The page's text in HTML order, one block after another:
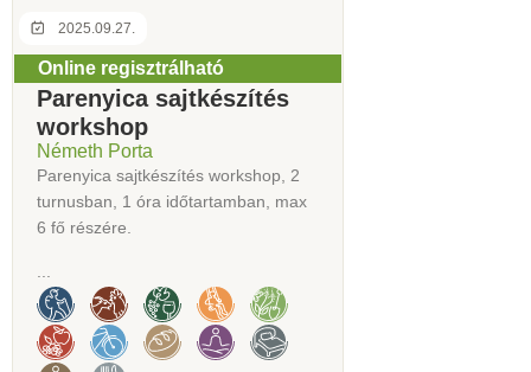
Online regisztrálható
2025.09.27.
Parenyica sajtkészítés
workshop
Németh Porta
Parenyica sajtkészítés workshop, 2
turnusban, 1 óra időtartamban, max
6 fő részére.